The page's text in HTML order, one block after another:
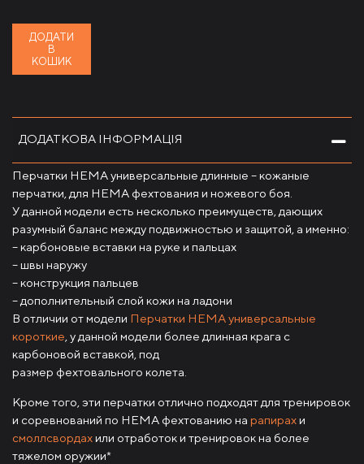
ДОДАТИ
В
КОШИК
ДОДАТКОВА ІНФОРМАЦІЯ
Перчатки HEMA универсальные длинные – кожаные
перчатки, для HEMA фехтования и ножевого боя.
У данной модели есть несколько преимуществ, дающих
разумный баланс между подвижностью и защитой, а именно:
– карбоновые вставки на руке и пальцах
– швы наружу
– конструкция пальцев
– дополнительный слой кожи на ладони
В отличии от модели Перчатки HEMA универсальные
короткие , у данной модели более длинная крага с
карбоновой вставкой, под
размер фехтовального колета.
Кроме того, эти перчатки отлично подходят для тренировок
и соревнований по HEMA фехтованию на рапирахи
смоллсвордахили отработок и тренировок на более
тяжелом оружии*